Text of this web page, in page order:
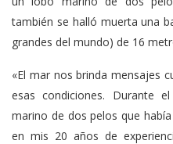
también se halló muerta una
grandes del mundo) de 16
«El mar nos brinda mensajes
esas condiciones. Durante
marino de dos pelos que
en mis 20 años de